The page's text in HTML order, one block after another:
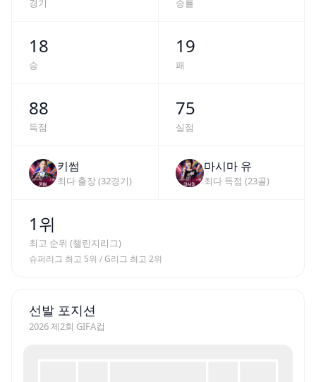
경기 승률
18
승
19
패
88
득점
75
실점
키썸
최다 출장 (32경기)
마시마 유
최다 득점 (23골)
1위
최고 순위 (챌린지리그)
슈퍼리그 최고 5위 / G리그 최고 2위
선발 포지션
2026 제2회 GIFA컵